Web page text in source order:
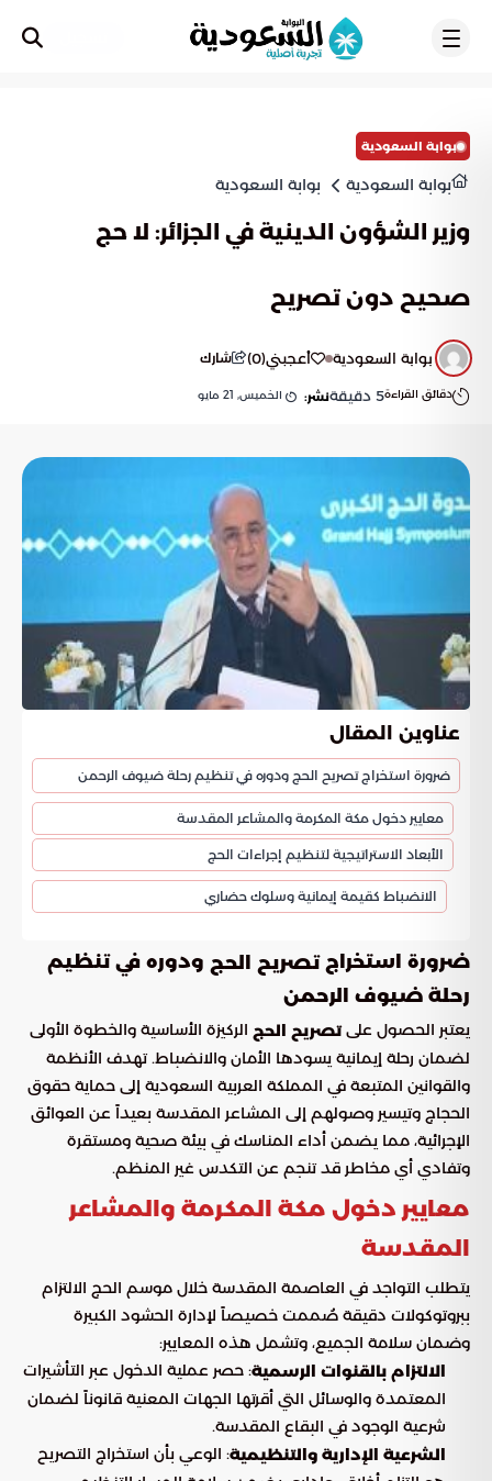
بوابة السعودية
بوابة السعودية بوابة السعودية
وزير الشؤون الدينية في الجزائر: لا حج
صحيح دون تصريح
بوابة السعودية أعجبني(
0
) شارك
دقائق القراءة5 دقيقةنشر: الخميس, 21 مايو
عناوين المقال
ضرورة استخراج تصريح الحج ودوره في تنظيم رحلة ضيوف الرحمن
معايير دخول مكة المكرمة والمشاعر المقدسة
الأبعاد الاستراتيجية لتنظيم إجراءات الحج
الانضباط كقيمة إيمانية وسلوك حضاري
ضرورة استخراجتصريح الحج ودوره في تنظيم
رحلة ضيوف الرحمن
يعتبر الحصول علىتصريح الحج الركيزة الأساسية والخطوة الأولى
لضمان رحلة إيمانية يسودها الأمان والانضباط. تهدف الأنظمة
والقوانين المتبعة في المملكة العربية السعودية إلى حماية حقوق
الحجاج وتيسير وصولهم إلى المشاعر المقدسة بعيداً عن العوائق
الإجرائية، مما يضمن أداء المناسك في بيئة صحية ومستقرة
وتفادي أي مخاطر قد تنجم عن التكدس غير المنظم.
معايير دخول مكة المكرمة والمشاعر
المقدسة
يتطلب التواجد في العاصمة المقدسة خلال موسم الحج الالتزام
ببروتوكولات دقيقة صُممت خصيصاً لإدارة الحشود الكبيرة
وضمان سلامة الجميع، وتشمل هذه المعايير:
الالتزام بالقنوات الرسمية: حصر عملية الدخول عبر التأشيرات
المعتمدة والوسائل التي أقرتها الجهات المعنية قانوناً لضمان
شرعية الوجود في البقاع المقدسة.
الشرعية الإدارية والتنظيمية: الوعي بأن استخراج التصريح